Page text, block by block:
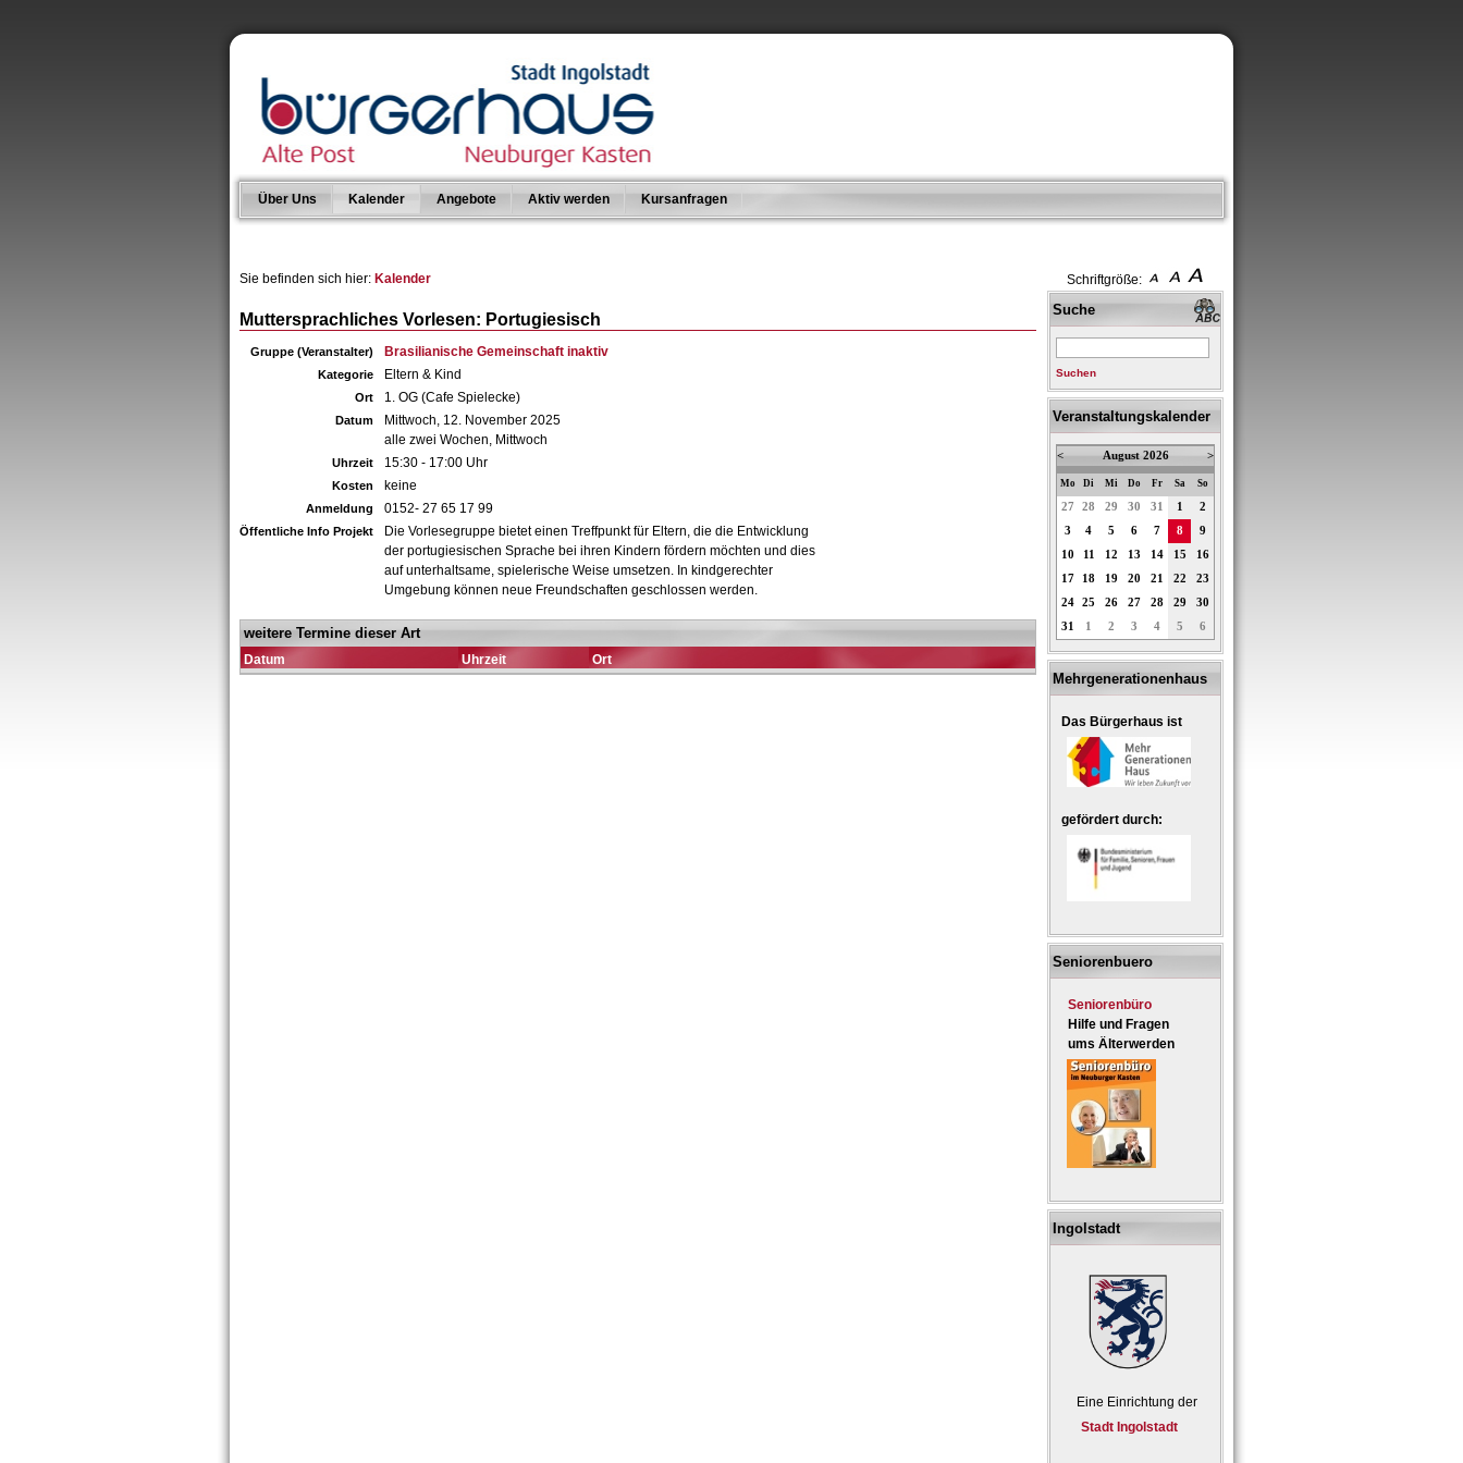
Schriftgröße:
Über Uns Kalender Angebote Aktiv werden Kursanfragen
Sie befinden sich hier: Kalender
Muttersprachliches Vorlesen: Portugiesisch
Gruppe (Veranstalter) Brasilianische Gemeinschaft inaktiv
Kategorie Eltern & Kind
Ort 1. OG (Cafe Spielecke)
Datum
Mittwoch, 12. November 2025
alle zwei Wochen, Mittwoch
Uhrzeit 15:30 - 17:00 Uhr
Kosten keine
Anmeldung 0152- 27 65 17 99
Öffentliche Info Projekt
Die Vorlesegruppe bietet einen Treffpunkt für Eltern, die die Entwicklung
der portugiesischen Sprache bei ihren Kindern fördern möchten und dies
auf unterhaltsame, spielerische Weise umsetzen. In kindgerechter
Umgebung können neue Freundschaften geschlossen werden.
weitere Termine dieser Art
Datum Uhrzeit Ort
Suche
Suchen
Veranstaltungskalender
< August 2026 >
Mo Di Mi Do Fr Sa So
27 28 29 30 31 1
2
3
4 5 6 7 8
9
10
11 12 13 14 15
16
17
18 19 20 21 22
23
24
25 26 27 28 29
30
31
1 2 3 4 5 6
Mehrgenerationenhaus
Das Bürgerhaus ist
gefördert durch:
Seniorenbuero
Seniorenbüro
Hilfe und Fragen
ums Älterwerden
Ingolstadt
Eine Einrichtung der
Stadt Ingolstadt